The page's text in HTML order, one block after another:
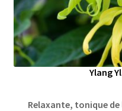
Ylang
Relaxante, tonique